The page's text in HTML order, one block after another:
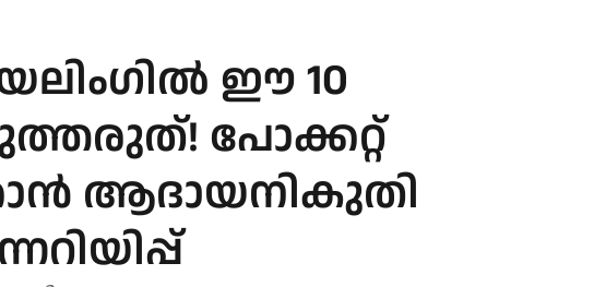
ഈ 10
പോക്കറ്റ്
ആദായനികുതി